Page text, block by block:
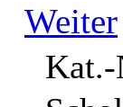
Weiter
Kat.-